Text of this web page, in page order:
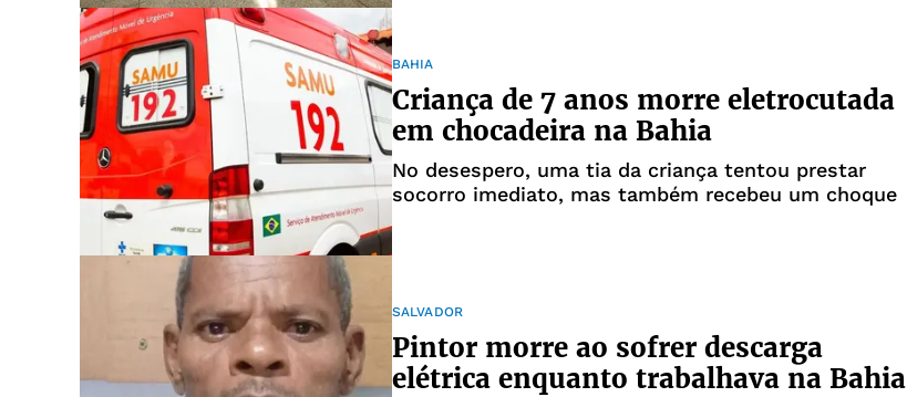
BAHIA
Criança de 7 anos morre eletrocutada
em chocadeira na Bahia
No desespero, uma tia da criança tentou prestar
socorro imediato, mas também recebeu um choque
SALVADOR
Pintor morre ao sofrer descarga
elétrica enquanto trabalhava na Bahia